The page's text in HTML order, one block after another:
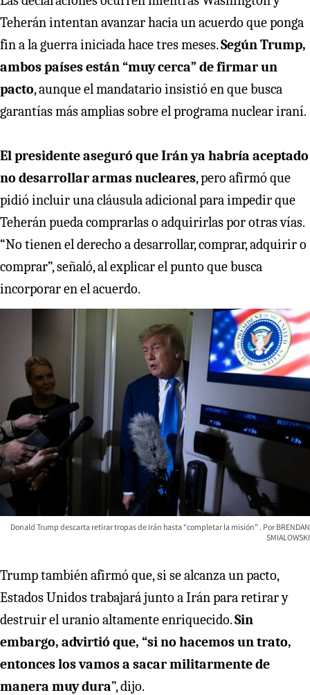
Teherán intentan avanzar hacia un acuerdo que ponga
fin a la guerra iniciada hace tres meses.Según Trump,
ambos países están “muy cerca” de firmar un
pacto, aunque el mandatario insistió en que busca
garantías más amplias sobre el programa nuclear iraní.
El presidente aseguró que Irán ya habría aceptado
no desarrollar armas nucleares, pero afirmó que
pidió incluir una cláusula adicional para impedir que
Teherán pueda comprarlas o adquirirlas por otras vías.
“No tienen el derecho a desarrollar, comprar, adquirir o
comprar”, señaló, al explicar el punto que busca
incorporar en el acuerdo.
Donald Trump descarta retirar tropas de Irán hasta “completar la misión”
BRENDAN
SMIALOWSKI
Trump también afirmó que, si se alcanza un pacto,
Estados Unidos trabajará junto a Irán para retirar y
destruir el uranio altamente enriquecido.Sin
embargo, advirtió que, “si no hacemos un trato,
entonces los vamos a sacar militarmente de
manera muy dura”, dijo.